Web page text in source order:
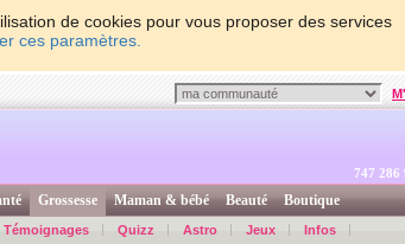
de cookies pour vous proposer des services
ces paramètres.
747 286
Grossesse Maman & bébé Beauté Boutique
Témoignages Quizz Astro Jeux Infos